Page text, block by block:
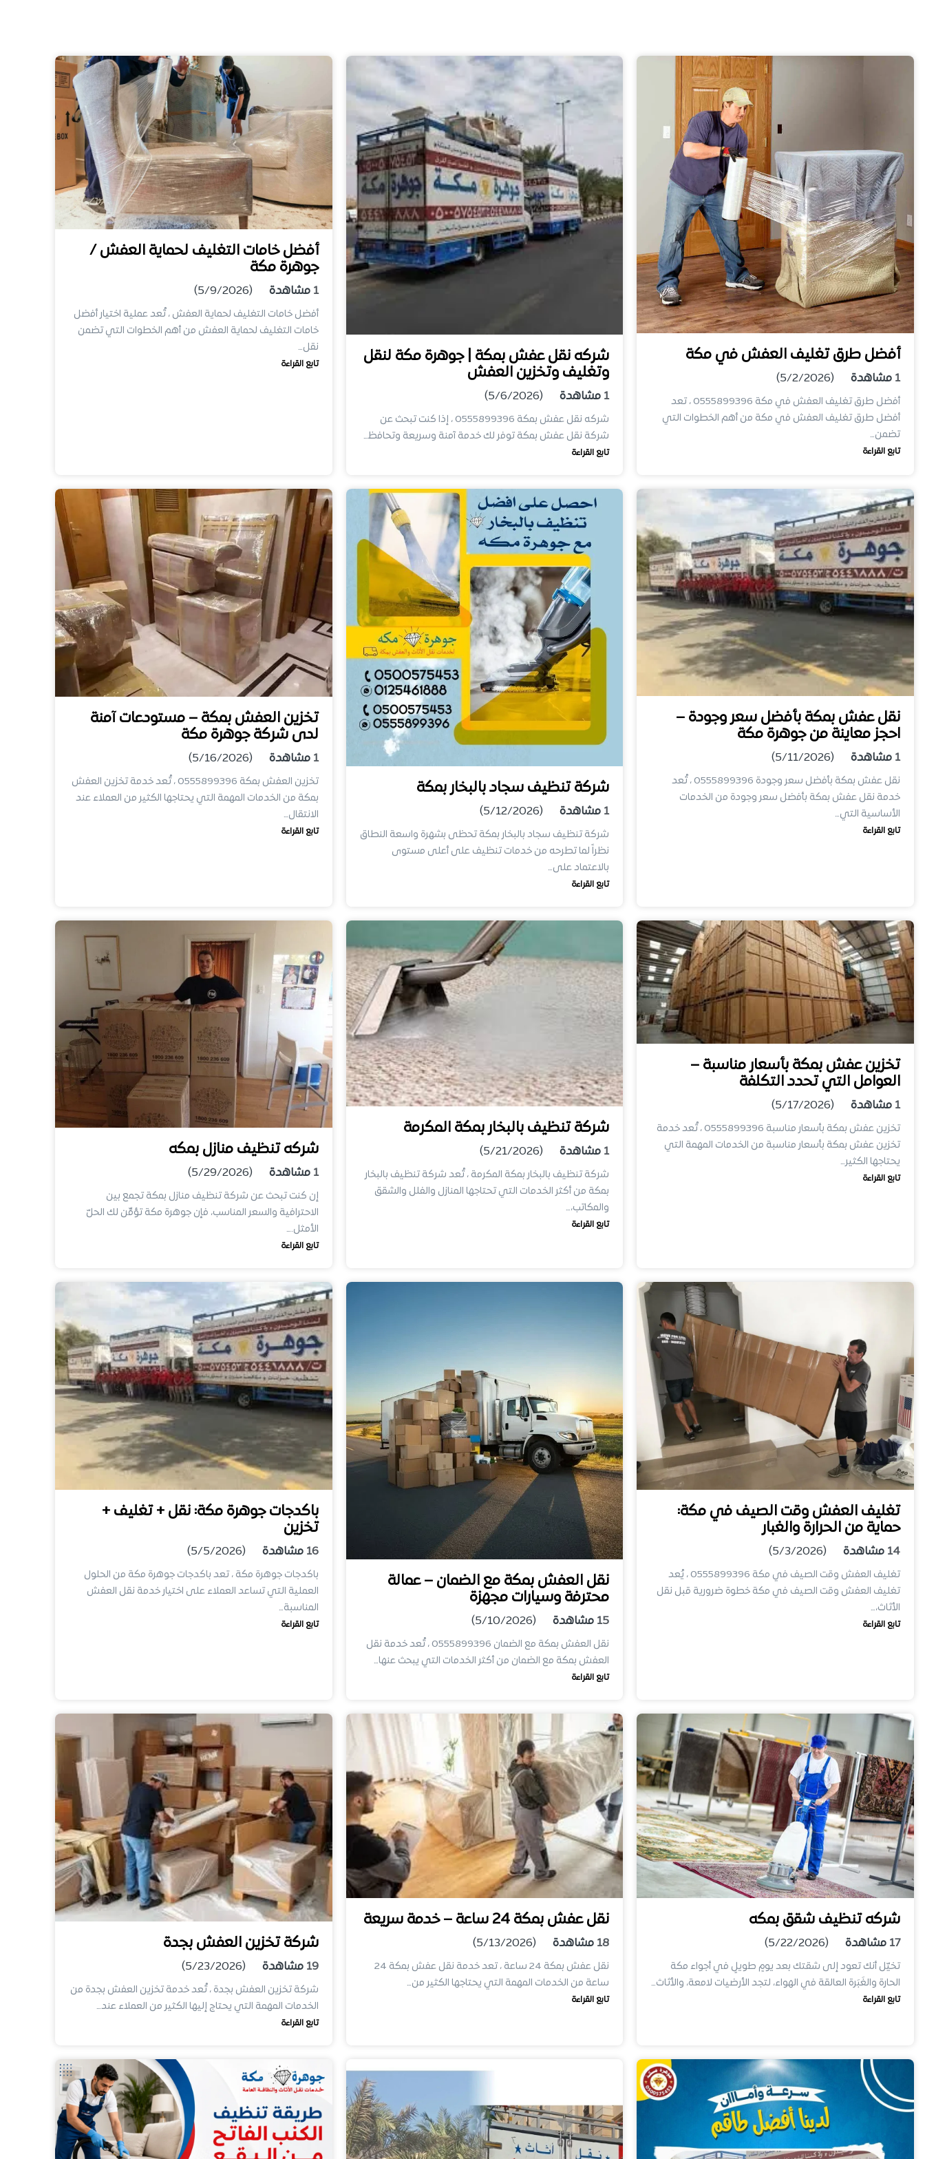
أفضل طرق تغليف العفش في مكة
1 مشاهدة (5/2/2026)
أفضل طرق تغليف العفش في مكة 0555899396 ، تعد
أفضل طرق تغليف العفش في مكة من أهم الخطوات التي
تضمن…
تابع القراءة
شركه نقل عفش بمكة | جوهرة مكة لنقل
وتغليف وتخزين العفش
1 مشاهدة (5/6/2026)
شركه نقل عفش بمكة 0555899396 ، إذا كنت تبحث عن
شركة نقل عفش بمكة توفر لك خدمة آمنة وسريعة وتحافظ…
تابع القراءة
أفضل خامات التغليف لحماية العفش /
جوهرة مكة
1 مشاهدة (5/9/2026)
أفضل خامات التغليف لحماية العفش ، تُعد عملية اختيار أفضل
خامات التغليف لحماية العفش من أهم الخطوات التي تضمن
نقل…
تابع القراءة
نقل عفش بمكة بأفضل سعر وجودة –
احجز معاينة من جوهرة مكة
1 مشاهدة (5/11/2026)
نقل عفش بمكة بأفضل سعر وجودة 0555899396 ، تُعد
خدمة نقل عفش بمكة بأفضل سعر وجودة من الخدمات
الأساسية التي…
تابع القراءة
شركة تنظيف سجاد بالبخار بمكة
1 مشاهدة (5/12/2026)
شركة تنظيف سجاد بالبخار بمكة تحظى بشهرة واسعة النطاق
نظراً لما تطرحه من خدمات تنظيف على أعلى مستوى
بالاعتماد على…
تابع القراءة
تخزين العفش بمكة – مستودعات آمنة
لدى شركة جوهرة مكة
1 مشاهدة (5/16/2026)
تخزين العفش بمكة 0555899396 ، تُعد خدمة تخزين العفش
بمكة من الخدمات المهمة التي يحتاجها الكثير من العملاء عند
الانتقال…
تابع القراءة
تخزين عفش بمكة بأسعار مناسبة –
العوامل التي تحدد التكلفة
1 مشاهدة (5/17/2026)
تخزين عفش بمكة بأسعار مناسبة 0555899396 ، تُعد خدمة
تخزين عفش بمكة بأسعار مناسبة من الخدمات المهمة التي
يحتاجها الكثير…
تابع القراءة
شركة تنظيف بالبخار بمكة المكرمة
1 مشاهدة (5/21/2026)
شركة تنظيف بالبخار بمكة المكرمة ، تُعد شركة تنظيف بالبخار
بمكة من أكثر الخدمات التي تحتاجها المنازل والفلل والشقق
والمكاتب،…
تابع القراءة
شركه تنظيف منازل بمكه
1 مشاهدة (5/29/2026)
إن كنت تبحث عن شركة تنظيف منازل بمكة تجمع بين
الاحترافية والسعر المناسب، فإن جوهرة مكة تؤمِّن لك الحلّ
الأمثل.…
تابع القراءة
تغليف العفش وقت الصيف في مكة:
حماية من الحرارة والغبار
14 مشاهدة (5/3/2026)
تغليف العفش وقت الصيف في مكة 0555899396 ، يُعد
تغليف العفش وقت الصيف في مكة خطوة ضرورية قبل نقل
الأثاث،…
تابع القراءة
نقل العفش بمكة مع الضمان – عمالة
محترفة وسيارات مجهزة
15 مشاهدة (5/10/2026)
نقل العفش بمكة مع الضمان 0555899396 ، تُعد خدمة نقل
العفش بمكة مع الضمان من أكثر الخدمات التي يبحث عنها…
تابع القراءة
باكدجات جوهرة مكة: نقل + تغليف +
تخزين
16 مشاهدة (5/5/2026)
باكدجات جوهرة مكة ، تعد باكدجات جوهرة مكة من الحلول
العملية التي تساعد العملاء على اختيار خدمة نقل العفش
المناسبة…
تابع القراءة
شركه تنظيف شقق بمكه
17 مشاهدة (5/22/2026)
تخيّل أنك تعود إلى شقتك بعد يومٍ طويلٍ في أجواء مكة
الحارة والغَبَرة العالقة في الهواء، لتجد الأرضيات لامعة، والأثاث…
تابع القراءة
نقل عفش بمكة 24 ساعة – خدمة سريعة
18 مشاهدة (5/13/2026)
نقل عفش بمكة 24 ساعة ، تعد خدمة نقل عفش بمكة 24
ساعة من الخدمات المهمة التي يحتاجها الكثير من…
تابع القراءة
شركة تخزين العفش بجدة
19 مشاهدة (5/23/2026)
شركة تخزين العفش بجدة ، تُعد خدمة تخزين العفش بجدة من
الخدمات المهمة التي يحتاج إليها الكثير من العملاء عند…
تابع القراءة